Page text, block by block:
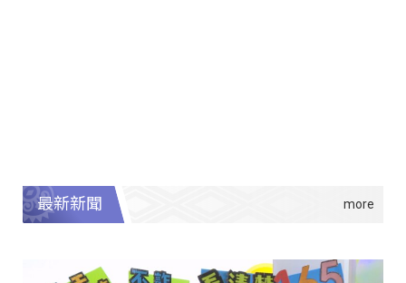
最新新聞